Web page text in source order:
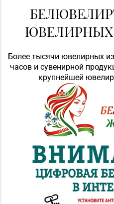
Более тысячи ювелирных
часов и сувенирной
крупнейшей